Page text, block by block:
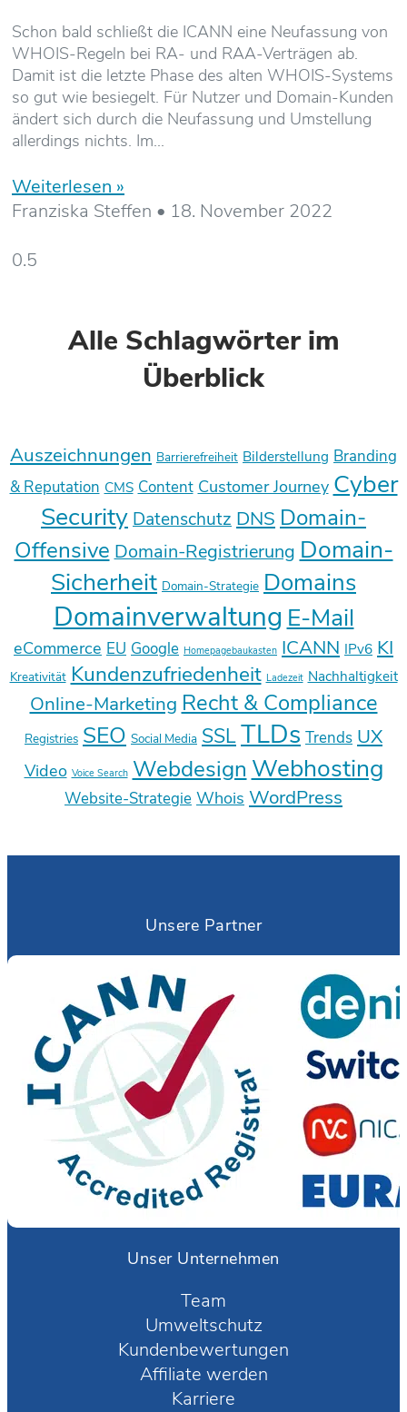
Schon bald schließt die ICANN eine Neufassung von
WHOIS-Regeln bei RA- und RAA-Verträgen ab.
Damit ist die letzte Phase des alten WHOIS-Systems
so gut wie besiegelt. Für Nutzer und Domain-Kunden
ändert sich durch die Neufassung und Umstellung
allerdings nichts. Im
Weiterlesen »
Franziska Steffen
18. November 2022
Alle Schlagwörter im
Überblick
Auszeichnungen Barrierefreiheit Bilderstellung Branding
& Reputation CMS Content Customer Journey Cyber
Security Datenschutz DNS Domain-
Offensive Domain-Registrierung Domain-
Sicherheit Domain-Strategie Domains
Domainverwaltung E-Mail
eCommerce EU Google Homepagebaukasten ICANN IPv6 KI
Kreativität Kundenzufriedenheit Ladezeit Nachhaltigkeit
Online-Marketing Recht & Compliance
Registries SEO Social Media SSLTLDs Trends UX
Video Voice Search Webdesign Webhosting
Website-Strategie Whois WordPress
Unsere Partner
Unser Unternehmen
Team
Umweltschutz
Kundenbewertungen
Affiliate werden
Karriere